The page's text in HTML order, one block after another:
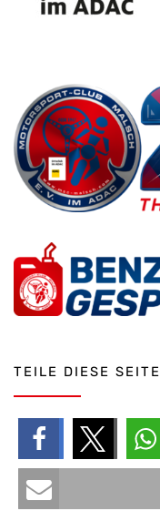
TEILE DIESE SEITE